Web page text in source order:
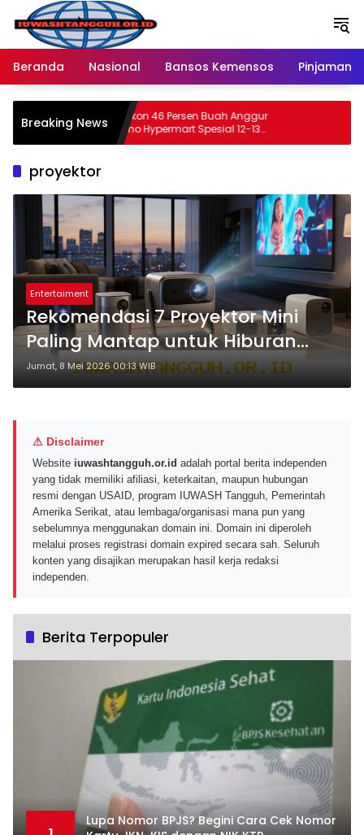
Langsung
konten
Beranda
Nasional Bansos Kemensos Pinjaman
Breaking News
Dapatkan Diskon 46 Persen Buah Anggur
Segar di Promo Hypermart Spesial 12-13
Mei 2026
proyektor
Entertaiment
Rekomendasi 7 Proyektor Mini
Paling Mantap untuk Hiburan
Visual Berkualitas di 2026
Jumat, 8 Mei 2026 00:13 WIB
⚠ Disclaimer
Website iuwashtangguh.or.id adalah portal berita independen
yang tidak memiliki afiliasi, keterkaitan, maupun hubungan
resmi dengan USAID, program IUWASH Tangguh, Pemerintah
Amerika Serikat, atau lembaga/organisasi mana pun yang
sebelumnya menggunakan domain ini. Domain ini diperoleh
melalui proses registrasi domain expired secara sah. Seluruh
konten yang disajikan merupakan hasil kerja redaksi
independen.
Berita Terpopuler
Lupa Nomor BPJS? Begini Cara Cek Nomor